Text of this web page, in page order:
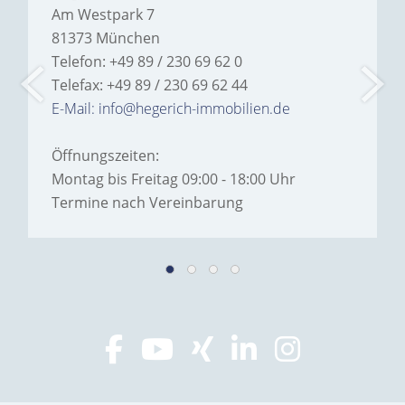
Am Westpark 7
81373 München
Telefon: +49 89 / 230 69 62 0
Telefax: +49 89 / 230 69 62 44
E-Mail: info@hegerich-immobilien.de
Öffnungszeiten:
Montag bis Freitag 09:00 - 18:00 Uhr
Termine nach Vereinbarung